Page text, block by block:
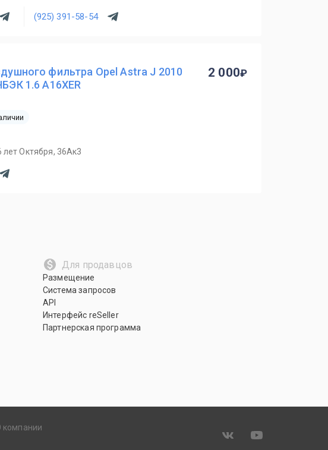
(925) 391-58-54
фильтра Opel Astra J 2010
1.6 A16XER
лет Октября, 36Ак3
2 000
Для продавцов
Размещение
Система запросов
API
Интерфейс reSeller
Партнерская программа
компании